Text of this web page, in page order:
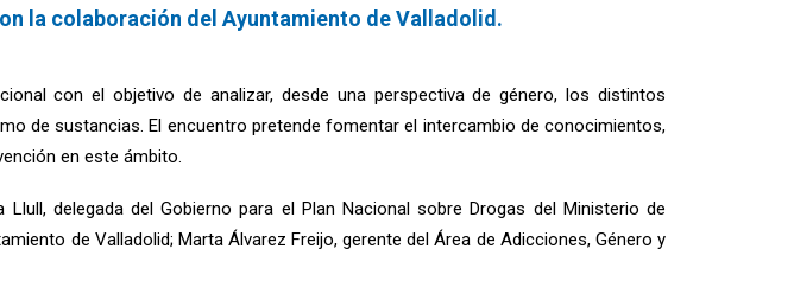
la colaboración del Ayuntamiento de Valladolid.
con el objetivo de analizar, desde una perspectiva de género, los distintos
de sustancias. El encuentro pretende fomentar el intercambio de conocimientos,
en este ámbito.
delegada del Gobierno para el Plan Nacional sobre Drogas del Ministerio de
de Valladolid; Marta Álvarez Freijo, gerente del Área de Adicciones, Género y